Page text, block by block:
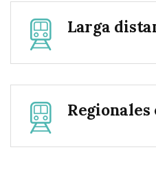
Larga